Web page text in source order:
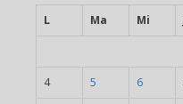
L
Ma Mi
4 5 6